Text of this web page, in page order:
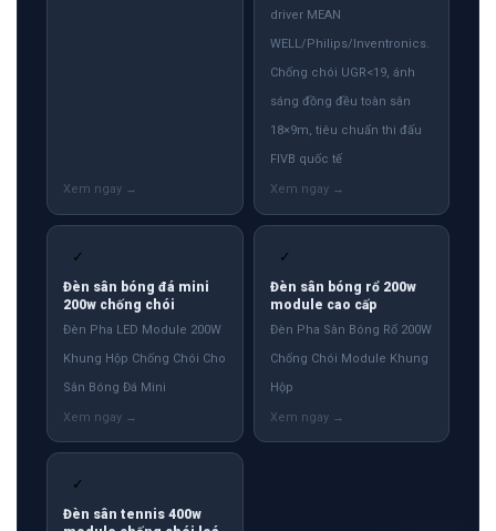
driver MEAN
WELL/Philips/Inventronics.
Chống chói UGR<19, ánh
sáng đồng đều toàn sân
18×9m, tiêu chuẩn thi đấu
FIVB quốc tế
✓
Đèn sân bóng đá mini
200w chống chói
Đèn Pha LED Module 200W
Khung Hộp Chống Chói Cho
Sân Bóng Đá Mini
✓
Đèn sân bóng rổ 200w
module cao cấp
Đèn Pha Sân Bóng Rổ 200W
Chống Chói Module Khung
Hộp
✓
Đèn sân tennis 400w